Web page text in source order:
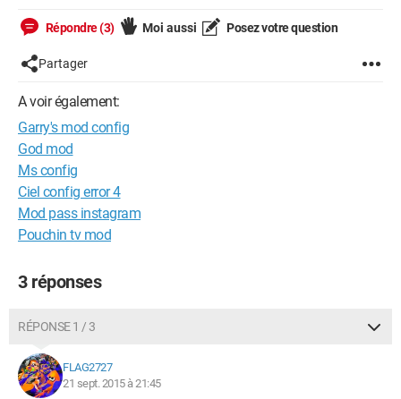
Répondre (3) Moi aussi Posez votre question
Partager
A voir également:
Garry's mod config
God mod
Ms config
Ciel config error 4
Mod pass instagram
Pouchin tv mod
3 réponses
RÉPONSE 1 / 3
FLAG2727
21 sept. 2015 à 21:45